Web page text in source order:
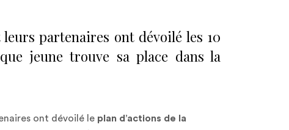
partenaires ont dévoilé les 10
jeune trouve sa place dans la
ont dévoilé le plan d’actions de la